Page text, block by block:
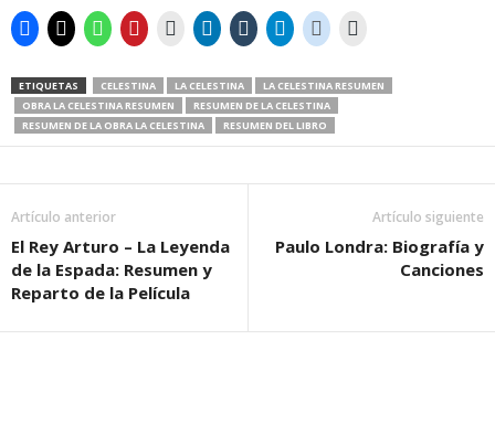
ETIQUETAS CELESTINA LA CELESTINA
LA CELESTINA RESUMEN
OBRA LA CELESTINA RESUMEN
RESUMEN DE LA CELESTINA
RESUMEN DE LA OBRA LA CELESTINA
RESUMEN DEL LIBRO
Artículo anterior
El Rey Arturo – La Leyenda
de la Espada: Resumen y
Reparto de la Película
Artículo siguiente
Paulo Londra: Biografía y
Canciones